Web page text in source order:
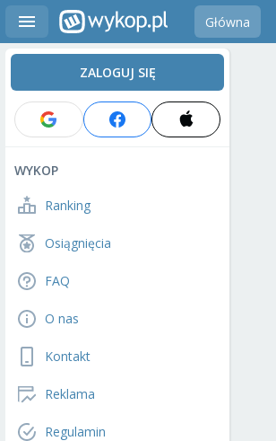
Główna
ZALOGUJ SIĘ
WYKOP
Ranking
Osiągnięcia
FAQ
O nas
Kontakt
Reklama
Regulamin